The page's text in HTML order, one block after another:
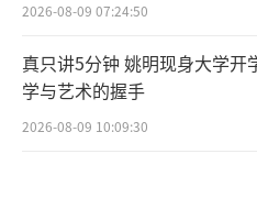
2026-08-09 07:24:50
真只讲5分钟 姚明现身大学开
学与艺术的握手
2026-08-09 10:09:30